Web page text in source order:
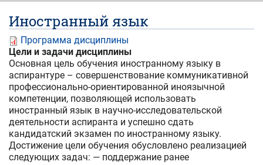
Иностранный язык
Программа дисциплины
Цели и задачи дисциплины
Основная цель обучения иностранному языку в
аспирантуре – совершенствование коммуникативной
профессионально-ориентированной иноязычной
компетенции, позволяющей использовать
иностранный язык в научно-исследовательской
деятельности аспиранта и успешно сдать
кандидатский экзамен по иностранному языку.
Достижение цели обучения обусловлено реализацией
следующих задач: — поддержание ранее